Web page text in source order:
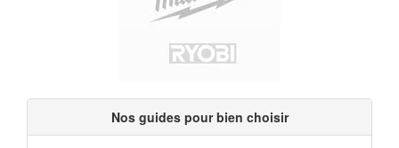
Nos guides pour bien choisir